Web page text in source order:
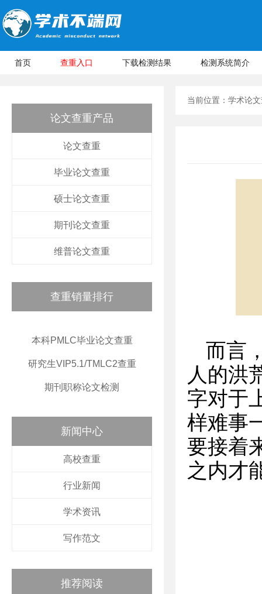
首页 查重入口 下载检测结果 检测系统简介
论文查重产品
论文查重
毕业论文查重
硕士论文查重
期刊论文查重
维普论文查重
查重销量排行
本科PMLC毕业论文查重
研究生VIP5.1/TMLC2查重
期刊职称论文检测
新闻中心
高校查重
行业新闻
学术资讯
写作范文
推荐阅读
当前位置： 学术论
而言
人的洪
字对于
样难事
要接着
之内才